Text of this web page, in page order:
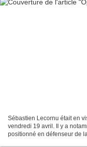
Sébastien Lecornu était en
vendredi 19 avril. Il y a
positionné en défenseur de